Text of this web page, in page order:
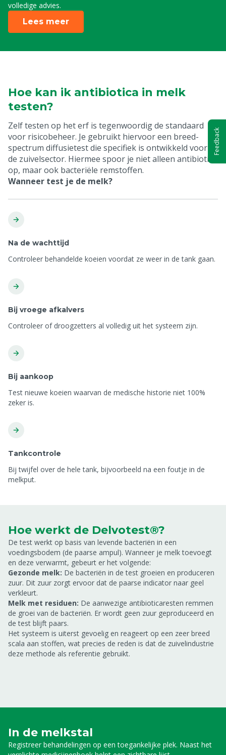
volledige advies.
Lees meer
Hoe kan ik antibiotica in melk
testen?
Zelf testen op het erf is tegenwoordig de standaard
voor risicobeheer. Je gebruikt hiervoor een breed-
spectrum diffusietest die specifiek is ontwikkeld voor
de zuivelsector. Hiermee spoor je niet alleen antibiotica
op, maar ook bacteriële remstoffen.
Wanneer test je de melk?
Na de wachttijd
Controleer behandelde koeien voordat ze weer in de tank gaan.
Bij vroege afkalvers
Controleer of droogzetters al volledig uit het systeem zijn.
Bij aankoop
Test nieuwe koeien waarvan de medische historie niet 100%
zeker is.
Tankcontrole
Bij twijfel over de hele tank, bijvoorbeeld na een foutje in de
melkput.
Hoe werkt de Delvotest®?
De test werkt op basis van levende bacteriën in een
voedingsbodem (de paarse ampul). Wanneer je melk toevoegt
en deze verwarmt, gebeurt er het volgende:
Gezonde melk: De bacteriën in de test groeien en produceren
zuur. Dit zuur zorgt ervoor dat de paarse indicator naar geel
verkleurt.
Melk met residuen: De aanwezige antibioticaresten remmen
de groei van de bacteriën. Er wordt geen zuur geproduceerd en
de test blijft paars.
Het systeem is uiterst gevoelig en reageert op een zeer breed
scala aan stoffen, wat precies de reden is dat de zuivelindustrie
deze methode als referentie gebruikt.
In de melkstal
Registreer behandelingen op een toegankelijke plek. Naast het
Feedback